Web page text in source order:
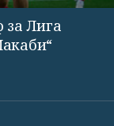
за Лига